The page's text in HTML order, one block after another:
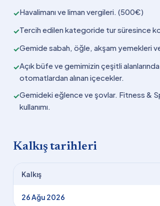
✓Havalimanı ve liman vergileri. (500€)
✓Tercih edilen kategoride tur süresince
✓Gemide sabah, öğle, akşam yemekleri
✓Açık büfe ve gemimizin çeşitli
otomatlardan alınan içecekler.
✓Gemideki eğlence ve şovlar. Fitness &
kullanımı.
Kalkış tarihleri
Kalkış
26 Ağu 2026